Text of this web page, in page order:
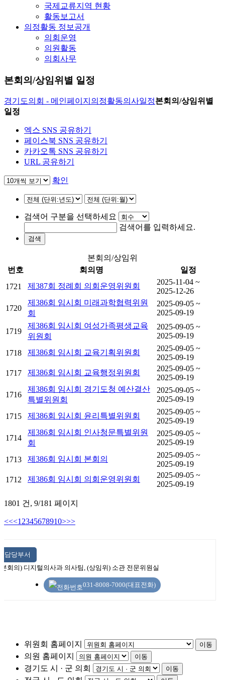
국제교류지역 현황
활동보고서
의정활동 정보공개
의회운영
의원활동
의회사무
본회의/상임위별 일정
경기도의회 - 메인페이지 의정활동의사일정본회의/상임위별
일정
엑스 SNS 공유하기
페이스북 SNS 공유하기
카카오톡 SNS 공유하기
URL 공유하기
확인
검색어 구분을 선택하세요
검색어를 입력하세요.
검색
본회의/상임위
번호
회의명
일정
1721
제387회 정례회 의회운영위원회
2025-11-04 ~
2025-12-26
1720
제386회 임시회 미래과학협력위원
회
2025-09-05 ~
2025-09-19
1719
제386회 임시회 여성가족평생교육
위원회
2025-09-05 ~
2025-09-19
1718
제386회 임시회 교육기획위원회
2025-09-05 ~
2025-09-19
1717
제386회 임시회 교육행정위원회
2025-09-05 ~
2025-09-19
1716
제386회 임시회 경기도청 예산결산
특별위원회
2025-09-05 ~
2025-09-19
1715
제386회 임시회 윤리특별위원회
2025-09-05 ~
2025-09-19
1714
제386회 임시회 인사청문특별위원
회
2025-09-05 ~
2025-09-19
1713
제386회 임시회 본회의
2025-09-05 ~
2025-09-19
1712
제386회 임시회 의회운영위원회
2025-09-05 ~
2025-09-19
1801 건, 9/181 페이지
<<<1 2345678910>>>
담당부서
회의) 디지털의사과 의사팀, (상임위) 소관 전문위원실
031-8008-7000(대표전화)
위원회 홈페이지 이동
의원 홈페이지 이동
경기도 시 · 군 의회 이동